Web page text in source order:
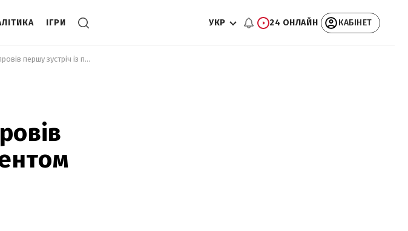
ІГРИ УКР 24 ОНЛАЙН КАБІНЕТ
100 мільйонів доларів допомоги: Зеленський провів першу зустріч із президентом Південної Кореї